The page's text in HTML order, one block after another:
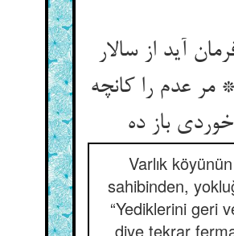
آید از سالار
مر عدم را کانچه
Varlık köyünün
sahibinden,
“Yediklerini geri
diye tekrar